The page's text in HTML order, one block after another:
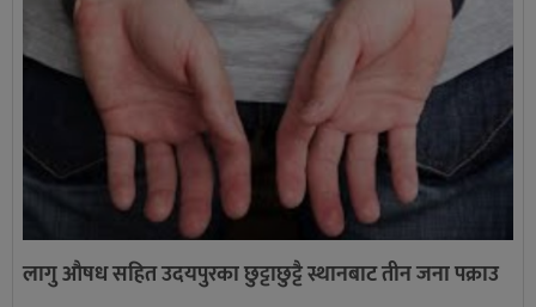
लागु औषध सहित उदयपुरका छुट्टाछुट्टै स्थानबाट तीन जना पक्राउ